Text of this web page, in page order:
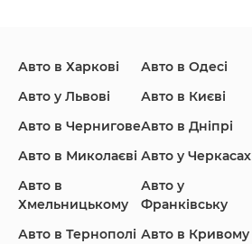
Honda
Infiniti Jaguar
Авто в Харкові
Авто у Львові
Авто в Чернигове
Авто в Миколаєві
Авто в
Хмельницькому
Авто в Тернополі
Авто в Одесі
Авто в Києві
Авто в Дніпрі
Авто у Черкасах
Авто у
Франківську
Авто в Кривому